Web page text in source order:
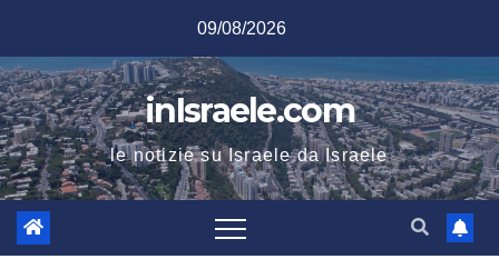
contenuto
09/08/2026
inIsraele.com
le notizie su Israele da Israele